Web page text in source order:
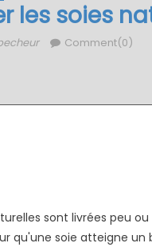
les soies
Comment(0)
sont livrées peu
qu'une soie atteigne